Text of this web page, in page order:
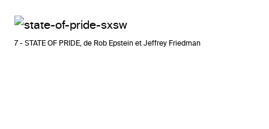
7 - STATE OF PRIDE, de Rob Epstein et Jeffrey Friedman